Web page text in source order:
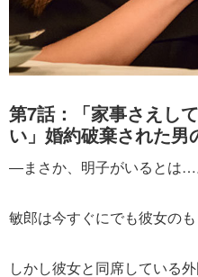
第7話：「家事さえし
い」婚約破棄された男
―まさか、明子がいるとは…
敏郎は今すぐにでも彼女のも
しかし彼女と同席している